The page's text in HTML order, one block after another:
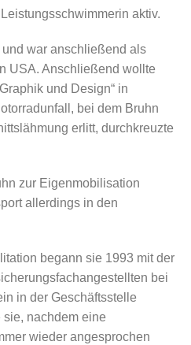
aktiv.
war anschließend als
USA. Anschließend wollte
und Design“ in
bei dem Bruhn
erlitt, durchkreuzte
zur Eigenmobilisation
allerdings in den
begann sie 1993 mit der
bei
in der Geschäftsstelle
sie, nachdem eine
wieder angesprochen